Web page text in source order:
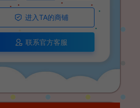
进入TA的商铺
联系官方客服